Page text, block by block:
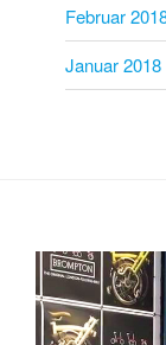
Februar
Januar 2018